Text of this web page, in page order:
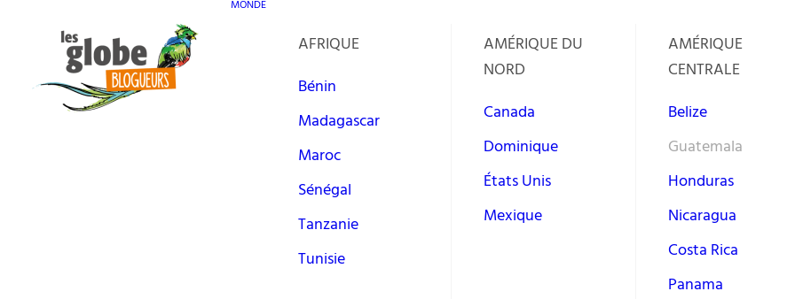
MONDE
AFRIQUE
Bénin
Madagascar
Maroc
Sénégal
Tanzanie
Tunisie
AMÉRIQUE DU
NORD
Canada
Dominique
États Unis
Mexique
AMÉRIQUE
CENTRALE
Belize
Guatemala
Honduras
Nicaragua
Costa Rica
Panama